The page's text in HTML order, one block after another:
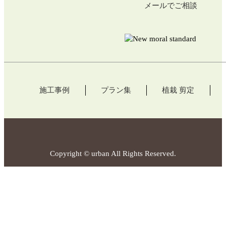
メールでご相談
施工事例 プラン集 植栽 剪定
Copyright © urban All Rights Reserved.